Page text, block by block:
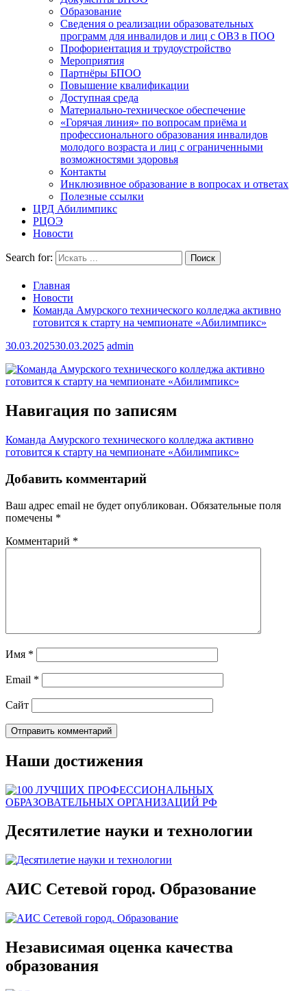
Образование
Сведения о реализации образовательных
программ для инвалидов и лиц с ОВЗ в ПОО
Профориентация и трудоустройство
Мероприятия
Партнёры БПОО
Повышение квалификации
Доступная среда
Материально-техническое обеспечение
«Горячая линия» по вопросам приёма и
профессионального образования инвалидов
молодого возраста и лиц с ограниченными
возможностями здоровья
Контакты
Инклюзивное образование в вопросах и ответах
Полезные ссылки
ЦРД Абилимпикс
РЦОЭ
Новости
Search for:
Главная
Новости
Команда Амурского технического колледжа активно
готовится к старту на чемпионате «Абилимпикс»
30.03.202530.03.2025 admin
Навигация по записям
Команда Амурского технического колледжа активно
готовится к старту на чемпионате «Абилимпикс»
Добавить комментарий
Ваш адрес email не будет опубликован. Обязательные поля
помечены *
Комментарий *
Имя *
Email *
Сайт
Наши достижения
Десятилетие науки и технологии
АИС Сетевой город. Образование
Независимая оценка качества
образования